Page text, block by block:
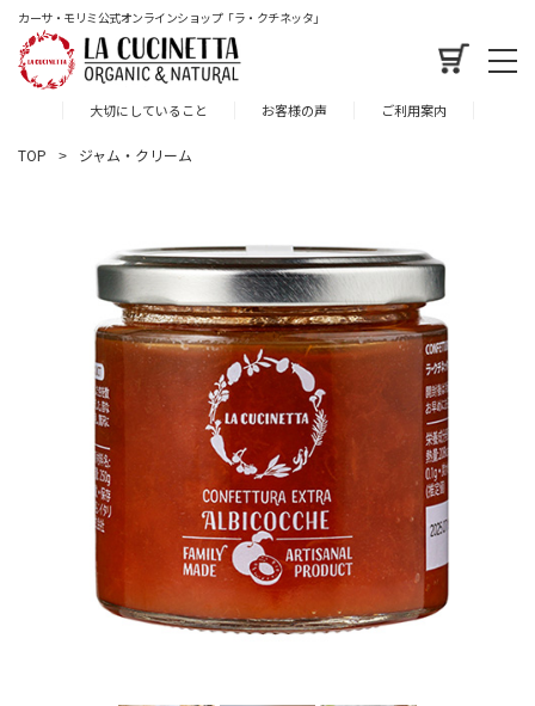
カーサ・モリミ公式オンラインショップ「ラ・クチネッタ」
大切にしていること お客様の声 ご利用案内
TOP ジャム・クリーム